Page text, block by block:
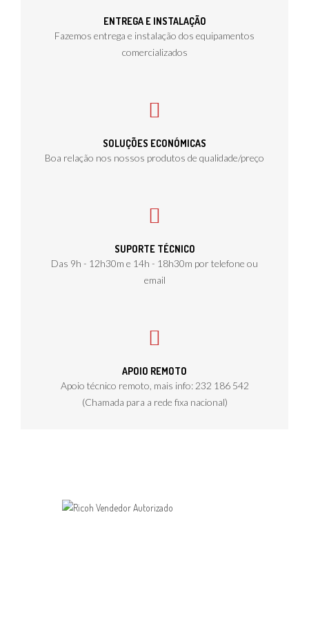
ENTREGA E INSTALAÇÃO
Fazemos entrega e instalação dos equipamentos
comercializados
SOLUÇÕES ECONÓMICAS
Boa relação nos nossos produtos de qualidade/preço
SUPORTE TÉCNICO
Das 9h - 12h30m e 14h - 18h30m por telefone ou
email
APOIO REMOTO
Apoio técnico remoto, mais info: 232 186 542
(Chamada para a rede fixa nacional)